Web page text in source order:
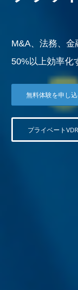
M&A、法務、
50%以上効率化
無料体験を申し
プライベート